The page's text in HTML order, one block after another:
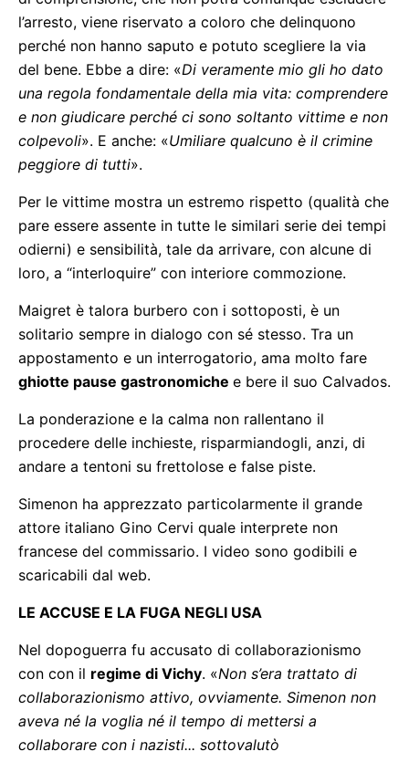
l’arresto, viene riservato a coloro che delinquono
perché non hanno saputo e potuto scegliere la via
del bene. Ebbe a dire: «Di veramente mio gli ho dato
una regola fondamentale della mia vita: comprendere
e non giudicare perché ci sono soltanto vittime e non
colpevoli». E anche: «Umiliare qualcuno è il crimine
peggiore di tutti».
Per le vittime mostra un estremo rispetto (qualità che
pare essere assente in tutte le similari serie dei tempi
odierni) e sensibilità, tale da arrivare, con alcune di
loro, a “interloquire” con interiore commozione.
Maigret è talora burbero con i sottoposti, è un
solitario sempre in dialogo con sé stesso. Tra un
appostamento e un interrogatorio, ama molto fare
ghiotte pause gastronomiche e bere il suo Calvados.
La ponderazione e la calma non rallentano il
procedere delle inchieste, risparmiandogli, anzi, di
andare a tentoni su frettolose e false piste.
Simenon ha apprezzato particolarmente il grande
attore italiano Gino Cervi quale interprete non
francese del commissario. I video sono godibili e
scaricabili dal web.
LE ACCUSE E LA FUGA NEGLI USA
Nel dopoguerra fu accusato di collaborazionismo
con con il regime di Vichy. «Non s’era trattato di
collaborazionismo attivo, ovviamente. Simenon non
aveva né la voglia né il tempo di mettersi a
collaborare con i nazisti... sottovalutò